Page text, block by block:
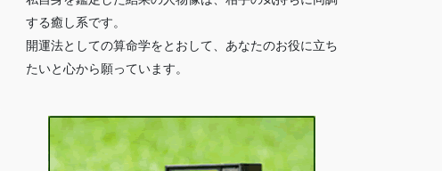
する癒し系です。
開運法としての算命学をとおして、あなたのお役に立ち
たいと心から願っています。